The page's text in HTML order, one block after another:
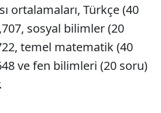
ortalamaları, Türkçe (40
sosyal bilimler (20
temel matematik (40
ve fen bilimleri (20 soru)